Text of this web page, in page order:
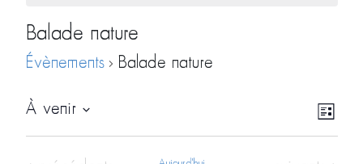
Balade nature
Évènements Balade nature
Liste
À venir
Sélectionnez